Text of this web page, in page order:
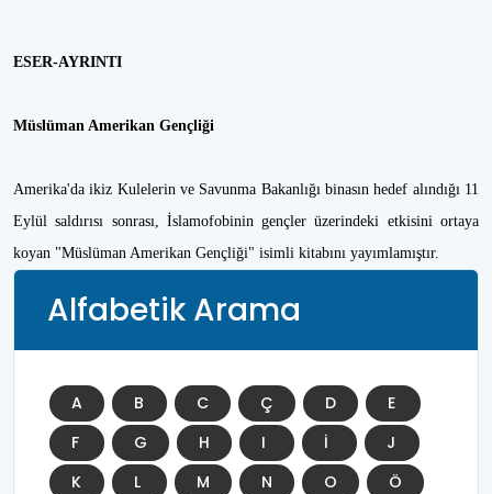
ESER-AYRINTI
Müslüman Amerikan Gençliği
Amerika'da ikiz Kulelerin ve Savunma Bakanlığı binasın hedef alındığı 11
Eylül saldırısı sonrası, İslamofobinin gençler üzerindeki etkisini ortaya
koyan "Müslüman Amerikan Gençliği" isimli kitabını yayımlamıştır.
Alfabetik Arama
A B C Ç D
E
F
G H I İ
J
K
L M N O
Ö